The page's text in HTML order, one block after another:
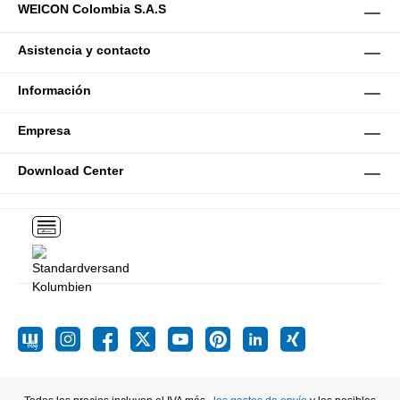
WEICON Colombia S.A.S
Asistencia y contacto
Información
Empresa
Download Center